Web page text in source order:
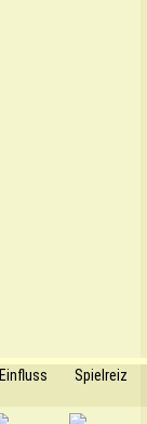
Einfluss Spielreiz